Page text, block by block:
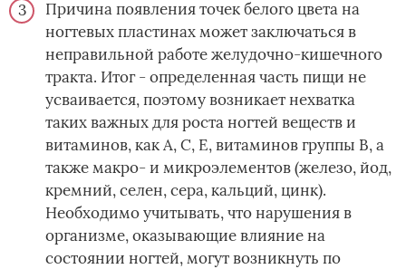
Причина появления точек белого цвета на
ногтевых пластинах может заключаться в
неправильной работе желудочно-кишечного
тракта. Итог - определенная часть пищи не
усваивается, поэтому возникает нехватка
таких важных для роста ногтей веществ и
витаминов, как А, С, Е, витаминов группы В, а
также макро- и микроэлементов (железо, йод,
кремний, селен, сера, кальций, цинк).
Необходимо учитывать, что нарушения в
организме, оказывающие влияние на
состоянии ногтей, могут возникнуть по